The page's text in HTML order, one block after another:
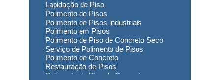
Lapidação de Piso
Polimento de Pisos
Polimento de Pisos Industriais
Polimento em Pisos
Polimento de Piso de Concreto Seco
Serviço de Polimento de Pisos
Polimento de Concreto
Restauração de Pisos
Polimento de Piso de Concreto